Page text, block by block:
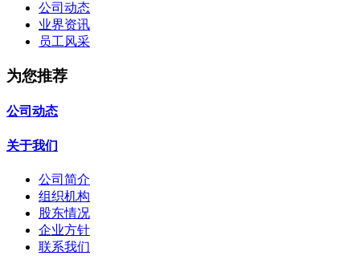
公司动态
业界资讯
员工风采
为您推荐
公司动态
关于我们
公司简介
组织机构
股东情况
企业方针
联系我们